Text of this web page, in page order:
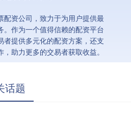
配资公司，致力于为用户提供最
。作为一个值得信赖的配资平台
者提供多元化的配资方案，还支
助力更多的交易者获取收益。
话题